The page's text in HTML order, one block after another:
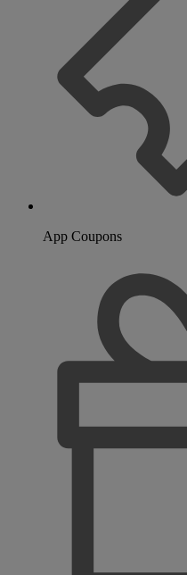
App Coupons